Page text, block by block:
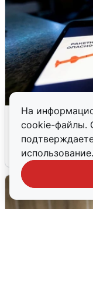
На
cookie-файлы.
использование.
Ночью в
сирены
8 августа 0